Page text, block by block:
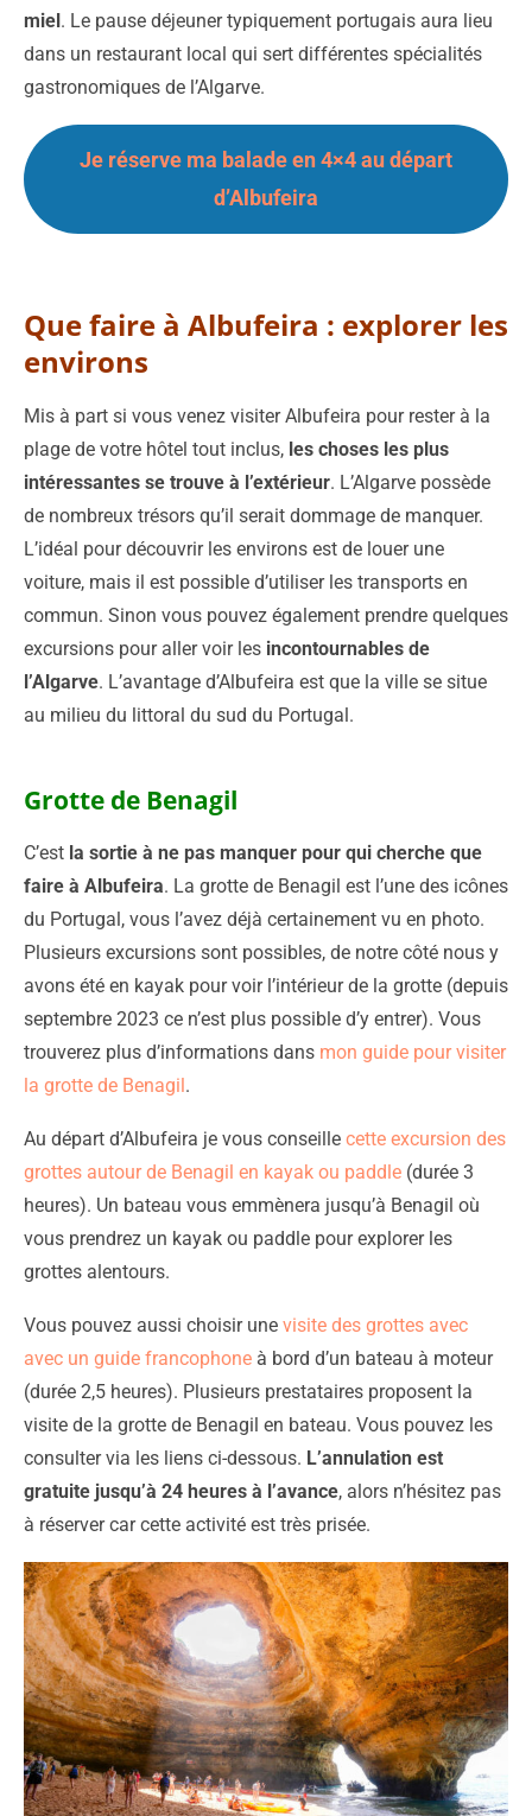
miel. Le pause déjeuner typiquement portugais aura lieu
dans un restaurant local qui sert différentes spécialités
gastronomiques de l’Algarve.
Je réserve ma balade en 4×4 au départ
d’Albufeira
Que faire à Albufeira : explorer les
environs
Mis à part si vous venez visiter Albufeira pour rester à la
plage de votre hôtel tout inclus, les choses les plus
intéressantes se trouve à l’extérieur. L’Algarve possède
de nombreux trésors qu’il serait dommage de manquer.
L’idéal pour découvrir les environs est de louer une
voiture, mais il est possible d’utiliser les transports en
commun. Sinon vous pouvez également prendre quelques
excursions pour aller voir les incontournables de
l’Algarve. L’avantage d’Albufeira est que la ville se situe
au milieu du littoral du sud du Portugal.
Grotte de Benagil
C’est la sortie à ne pas manquer pour qui cherche que
faire à Albufeira. La grotte de Benagil est l’une des icônes
du Portugal, vous l’avez déjà certainement vu en photo.
Plusieurs excursions sont possibles, de notre côté nous y
avons été en kayak pour voir l’intérieur de la grotte (depuis
septembre 2023 ce n’est plus possible d’y entrer). Vous
trouverez plus d’informations dans mon guide pour visiter
la grotte de Benagil.
Au départ d’Albufeira je vous conseille cette excursion des
grottes autour de Benagil en kayak ou paddle (durée 3
heures). Un bateau vous emmènera jusqu’à Benagil où
vous prendrez un kayak ou paddle pour explorer les
grottes alentours.
Vous pouvez aussi choisir une visite des grottes avec
avec un guide francophone à bord d’un bateau à moteur
(durée 2,5 heures). Plusieurs prestataires proposent la
visite de la grotte de Benagil en bateau. Vous pouvez les
consulter via les liens ci-dessous. L’annulation est
gratuite jusqu’à 24 heures à l’avance, alors n’hésitez pas
à réserver car cette activité est très prisée.